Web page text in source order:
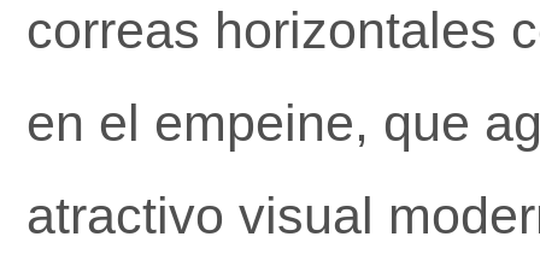
correas horizontales
en el empeine, que
atractivo visual